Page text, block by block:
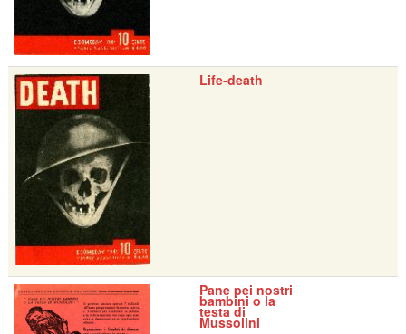
Life-death
Pane pei nostri
bambini o la
testa di
Mussolini